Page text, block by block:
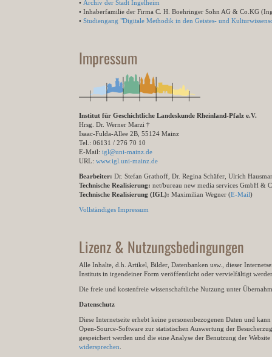
• Archiv der Stadt Ingelheim
• Inhaberfamilie der Firma C. H. Boehringer Sohn AG & Co.KG
• Studiengang "Digitale Methodik in den Geistes- und
Impressum
Institut für Geschichtliche Landeskunde Rheinland-Pfalz e.V.
Hrsg. Dr. Werner Marzi †
Isaac-Fulda-Allee 2B, 55124 Mainz
Tel.: 06131 / 276 70 10
E-Mail: igl@uni-mainz.de
URL: www.igl.uni-mainz.de
Bearbeiter: Dr. Stefan Grathoff, Dr. Regina Schäfer, Ulrich
Technische Realisierung: net/bureau new media services GmbH &
Technische Realisierung (IGL): Maximilian Wegner (E-Mail)
Vollständiges Impressum
Lizenz & Nutzungsbedingungen
Alle Inhalte, d.h. Artikel, Bilder, Datenbanken usw., dieser
Instituts in irgendeiner Form veröffentlicht oder vervielfältigt
Die freie und kostenfreie wissenschaftliche Nutzung unter
Datenschutz
Diese Internetseite erhebt keine personenbezogenen Daten und
Open-Source-Software zur statistischen Auswertung der
gespeichert werden und die eine Analyse der Benutzung der
widersprechen